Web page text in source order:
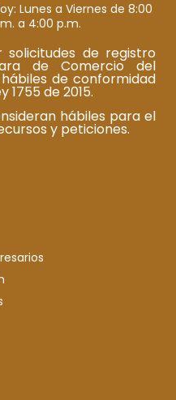
Lunes a Viernes de 8:00
a 4:00 p.m.
de registro
de Comercio del
de conformidad
1755 de 2015.
hábiles para el
y peticiones.